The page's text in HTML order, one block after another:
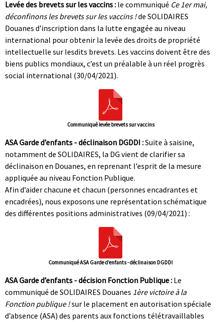
Levée des brevets sur les vaccins : le communiqué Ce 1er mai,
déconfinons les brevets sur les vaccins !de SOLIDAIRES
Douanes d’inscription dans la lutte engagée au niveau
international pour obtenir la levée des droits de propriété
intellectuelle sur lesdits brevets. Les vaccins doivent être des
biens publics mondiaux, c’est un préalable à un réel progrès
social international (30/04/2021).
Communiqué levée brevets sur vaccins
ASA Garde d’enfants - déclinaison DGDDI :Suite à saisine,
notamment de SOLIDAIRES, la DG vient de clarifier sa
déclinaison en Douanes, en reprenant l’esprit de la mesure
appliquée au niveau Fonction Publique.
Afin d’aider chacune et chacun (personnes encadrantes et
encadrées), nous exposons une représentation schématique
des différentes positions administratives (09/04/2021) :
Communiqué ASA Garde d’enfants - déclinaison DGDDI
ASA Garde d’enfants - décision Fonction Publique : Le
communiqué de SOLIDAIRES Douanes 1ère victoire à la
Fonction publique !sur le placement en autorisation spéciale
d’absence (ASA) des parents aux fonctions télétravaillables